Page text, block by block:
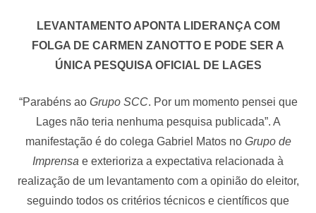
LEVANTAMENTO APONTA LIDERANÇA COM
FOLGA DE CARMEN ZANOTTO E PODE SER A
ÚNICA PESQUISA OFICIAL DE LAGES
“Parabéns ao Grupo SCC. Por um momento pensei que
Lages não teria nenhuma pesquisa publicada”. A
manifestação é do colega Gabriel Matos no Grupo de
Imprensa e exterioriza a expectativa relacionada à
realização de um levantamento com a opinião do eleitor,
seguindo todos os critérios técnicos e científicos que